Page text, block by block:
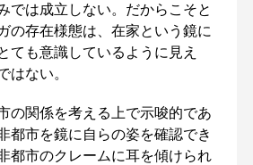
では成立しない。だからこそと
の存在様態は、在家という鏡に
ても意識しているように見え
はない。
の関係を考える上で示唆的であ
都市を鏡に自らの姿を確認でき
都市のクレームに耳を傾けられ